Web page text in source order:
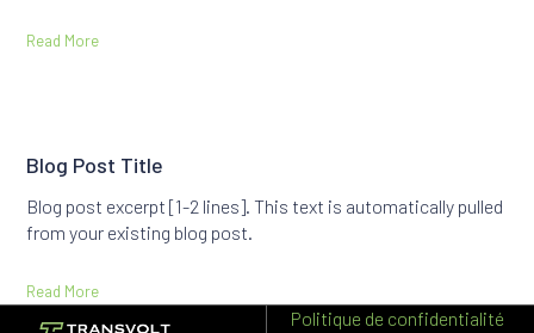
Read More
Blog Post Title
Blog post excerpt [1-2 lines]. This text is automatically pulled
from your existing blog post.
Read More
Politique de confidentialité